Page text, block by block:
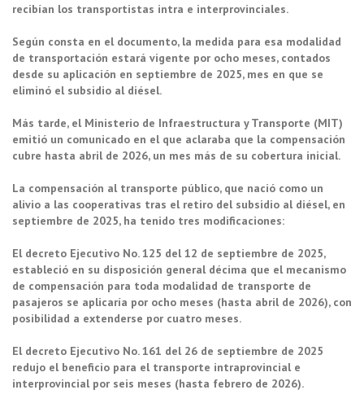
recibían los transportistas intra e interprovinciales.
Según consta en el documento, la medida para esa modalidad
de transportación estará vigente por ocho meses, contados
desde su aplicación en septiembre de 2025, mes en que se
eliminó el subsidio al diésel.
Más tarde, el Ministerio de Infraestructura y Transporte (MIT)
emitió un comunicado en el que aclaraba que la compensación
cubre hasta abril de 2026, un mes más de su cobertura inicial.
La compensación al transporte público, que nació como un
alivio a las cooperativas tras el retiro del subsidio al diésel, en
septiembre de 2025, ha tenido tres modificaciones:
El decreto Ejecutivo No. 125 del 12 de septiembre de 2025,
estableció en su disposición general décima que el mecanismo
de compensación para toda modalidad de transporte de
pasajeros se aplicaría por ocho meses (hasta abril de 2026), con
posibilidad a extenderse por cuatro meses.
El decreto Ejecutivo No. 161 del 26 de septiembre de 2025
redujo el beneficio para el transporte intraprovincial e
interprovincial por seis meses (hasta febrero de 2026).